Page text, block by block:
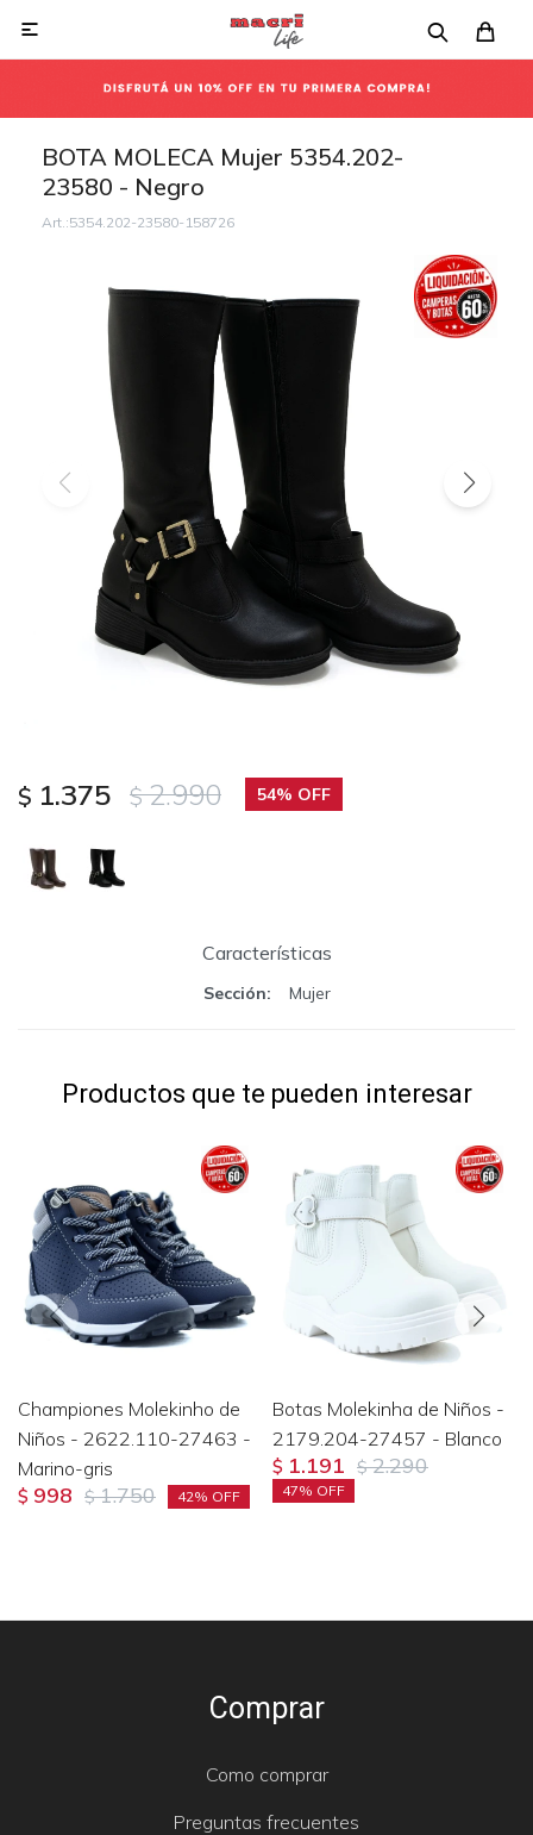

BOTA MOLECA Mujer 5354.202-
23580 - Negro
5354.202-23580-158726
$ 1.375 $ 2.990 54
Características
Sección Mujer
Productos que te pueden interesar
Championes Molekinho de
Niños - 2622.110-27463 -
Marino-gris
$ 998 $ 1.750 42
Botas Molekinha de Niños -
2179.204-27457 - Blanco
$ 1.191 $ 2.290
47
Comprar
Como comprar
Preguntas frecuentes